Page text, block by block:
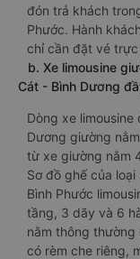
đón trả khách
Phước. Hành
chỉ cần đặt vé
b. Xe limousine
Cát - Bình Dương
Dòng xe limousine
Dương giường
từ xe giường nằm
Sơ đồ ghế của
Bình Phước
tầng, 3 dãy và 6
nằm thông thường
có rèm che riêng,